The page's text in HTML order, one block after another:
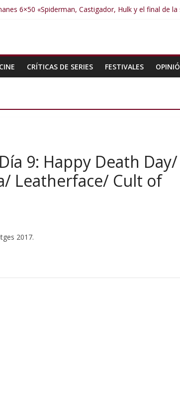
6×50 «Spiderman, Castigador, Hulk y el final de
6×46 «Ciudadano Minion»
CRÍTICAS DE SERIES FESTIVALES
9: Happy Death Day/
Leatherface/ Cult of
2017.